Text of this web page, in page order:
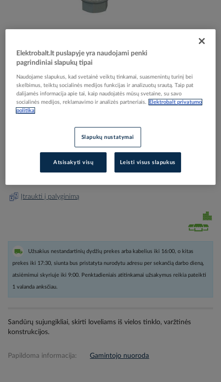
Skip
the
beginning
the
Reali prekė gali skirtis nuo pavaizduotos nuotraukoje
Jungtis vieliniam loveliui nerūdijančio plieno GSV
34 A2 - OBO BETTERMANN
Elektrobalt prekės kodas
Gamintojo prekės kodas
Prisijunkite, norėdami pamatyti kainas
Įtraukti į palyginimą
Užsakius nestandartinių dydžių prekes arba kabelius iki 16:00, o kitas
prekes iki 17:30, siunta bus pristatyta nurodytu adresu per sekančią darbo dieną,
atsiėmimui skyriuje iki 9:00. Penktadieniais atitinkamai užsakymus reikia pateikti
1 valanda anksčiau.
Sandūrų sujungikliai, skirti loveliams iš vielos tinklo, varžtinės
konstrukcijos.
Papildoma informacija: Gamintojo nuoroda
Elektrobalt.lt puslapyje yra naudojami penki
pagrindiniai slapukų tipai
Naudojame slapukus, kad svetainė veiktų tinkamai, suasmenintų turinį bei
skelbimus, teiktų socialinės medijos funkcijas ir analizuotų srautą. Taip pat
dalijamės informacija apie tai, kaip naudojatės mūsų svetaine, su savo
socialinės medijos, reklamavimo ir analizės partneriais.
Elektrobalt privatumo
politika
Slapukų nustatymai
Atsisakyti visų Leisti visus slapukus